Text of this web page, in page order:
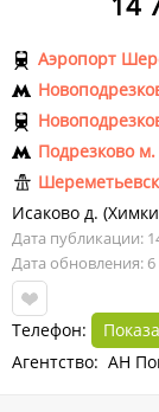
Аэропорт
Подрезково
Исаково д. (
Дата публикации:
Дата обновления: 6
Телефон:
Агентство: АН